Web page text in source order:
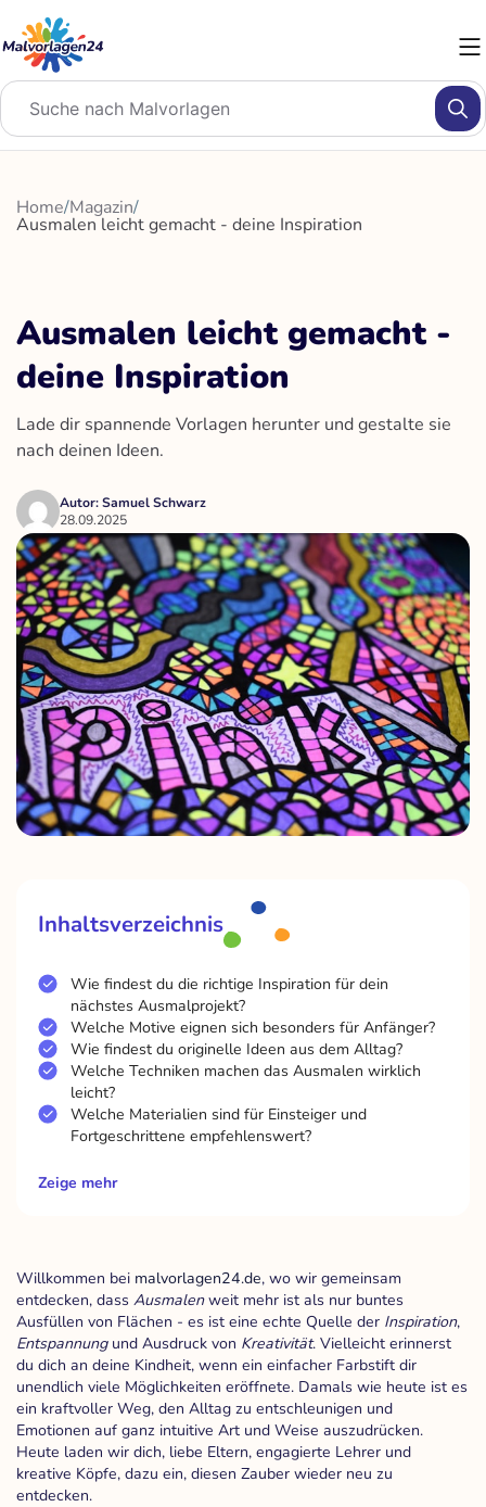
Inhalt
springen
Home/Magazin/
Ausmalen leicht gemacht - deine Inspiration
Ausmalen leicht gemacht -
deine Inspiration
Lade dir spannende Vorlagen herunter und gestalte sie
nach deinen Ideen.
Autor: Samuel Schwarz
28.09.2025
Inhaltsverzeichnis
Wie findest du die richtige Inspiration für dein
nächstes Ausmalprojekt?
Welche Motive eignen sich besonders für Anfänger?
Wie findest du originelle Ideen aus dem Alltag?
Welche Techniken machen das Ausmalen wirklich
leicht?
Welche Materialien sind für Einsteiger und
Fortgeschrittene empfehlenswert?
Zeige mehr
Willkommen bei malvorlagen24.de, wo wir gemeinsam
entdecken, dass Ausmalenweit mehr ist als nur buntes
Ausfüllen von Flächen - es ist eine echte Quelle der Inspiration,
Entspannungund Ausdruck von Kreativität. Vielleicht erinnerst
du dich an deine Kindheit, wenn ein einfacher Farbstift dir
unendlich viele Möglichkeiten eröffnete. Damals wie heute ist es
ein kraftvoller Weg, den Alltag zu entschleunigen und
Emotionen auf ganz intuitive Art und Weise auszudrücken.
Heute laden wir dich, liebe Eltern, engagierte Lehrer und
kreative Köpfe, dazu ein, diesen Zauber wieder neu zu
entdecken.